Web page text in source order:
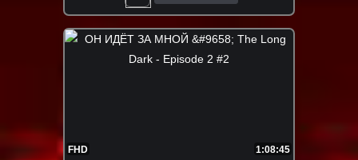
FHD 1:08:45